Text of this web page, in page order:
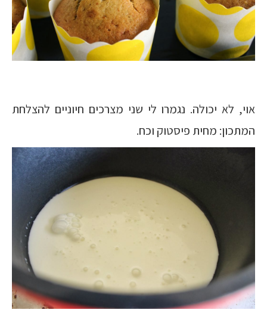
אוי, לא יכולה. נגמרו לי שני מצרכים חיוניים להצלחת
המתכון: מחית פיסטוק וכח.